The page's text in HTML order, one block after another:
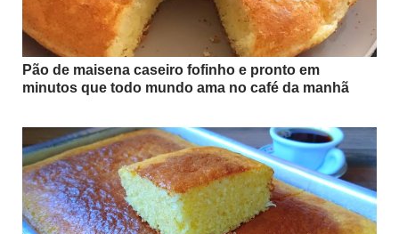
Pão de maisena caseiro fofinho e pronto em
minutos que todo mundo ama no café da manhã